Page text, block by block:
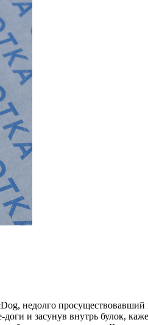
недолго
и засунув внутрь булок,